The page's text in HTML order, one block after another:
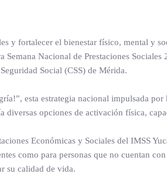
y fortalecer el bienestar físico, mental y
Semana Nacional de Prestaciones
Social (CSS) de Mérida.
esta estrategia nacional impulsada
diversas opciones de activación física,
Económicas y Sociales del IMSS
como para personas que no cuentan
su calidad de vida.